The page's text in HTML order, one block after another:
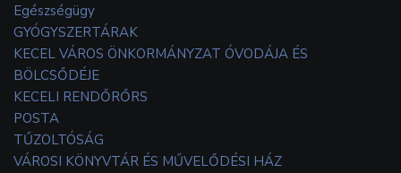
Egészségügy
GYÓGYSZERTÁRAK
KECEL VÁROS ÖNKORMÁNYZAT ÓVODÁJA ÉS
BÖLCSŐDÉJE
KECELI RENDŐRŐRS
POSTA
TŰZOLTÓSÁG
VÁROSI KÖNYVTÁR ÉS MŰVELŐDÉSI HÁZ